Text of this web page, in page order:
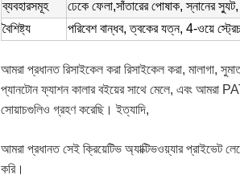
ব্যবহারসমূহ
ঢেকে ফেলা,সাঁতারের পোষাক, স্নানের
বৈশিষ্ট্য
পরিবেশ বান্ধব, ত্বকের যত্ন, 4-ওয়ে স্ট্রেচ,
আমরা প্রধানত রিসাইকেল করা রিসাইকেল করা, মালাগা,
প্যানটোন ফ্যাশন কালার বইয়ের সাথে মেলে, এবং
সোয়াচগুলিও গ্রহণ করেছি। ইত্যাদি,
আমরা প্রধানত সেই ক্রিয়েটিভ অ্যাক্টিভওয়্যার প্রাইভেট
করি।